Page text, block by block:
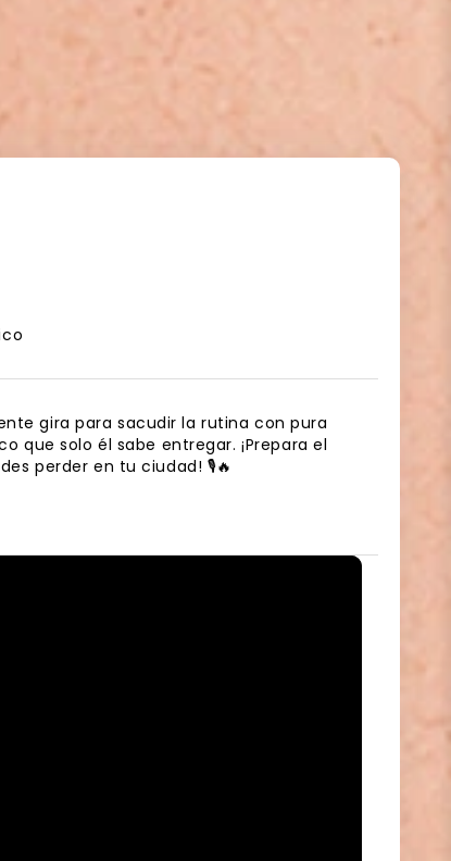
gira para sacudir la rutina con pura
que solo él sabe entregar. ¡Prepara el
perder en tu ciudad! 🎙️🔥